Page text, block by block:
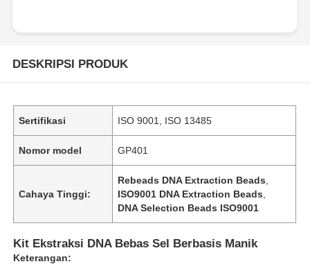
DESKRIPSI PRODUK
Sertifikasi ISO 9001, ISO 13485
Nomor model GP401
Cahaya Tinggi:
Rebeads DNA Extraction Beads
ISO9001 DNA Extraction Beads
DNA Selection Beads ISO9001
Kit Ekstraksi DNA Bebas Sel Berbasis Manik
Keterangan: